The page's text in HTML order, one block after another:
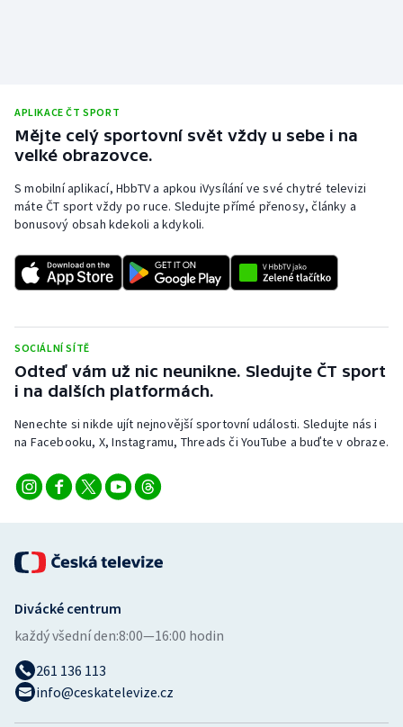
APLIKACE ČT SPORT
Mějte celý sportovní svět vždy u sebe i na
velké obrazovce.
S mobilní aplikací, HbbTV a apkou iVysílání ve své chytré televizi
máte ČT sport vždy po ruce. Sledujte přímé přenosy, články a
bonusový obsah kdekoli a kdykoli.
SOCIÁLNÍ SÍTĚ
Odteď vám už nic neunikne. Sledujte ČT sport
i na dalších platformách.
Nenechte si nikde ujít nejnovější sportovní události. Sledujte nás i
na Facebooku, X, Instagramu, Threads či YouTube a buďte v obraze.
Divácké centrum
každý všední den:8:00—16:00 hodin
261 136 113
info@ceskatelevize.cz